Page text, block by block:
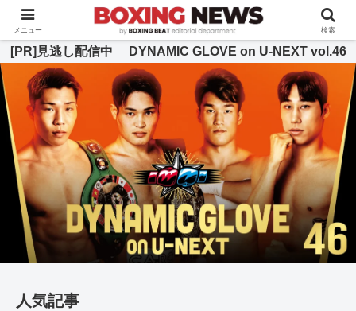
BOXING BEAT [ボクシング・ビート] 公式サイト
[PR]見逃し配信中 DYNAMIC GLOVE on U-NEXT vol.46
人気記事
メニュー 検索